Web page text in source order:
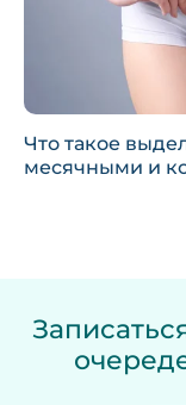
Что такое
месячными и